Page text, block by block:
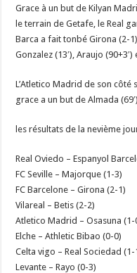
Grace à un but de Kilyan
le terrain de Getafe, le Real
Barca a fait tonbé Girona (2-
Gonzalez (13′), Araujo
L’Atletico Madrid de son côté
grace a un but de Almada
les résultats de la nevième
Real Oviedo – Espanyol
FC Seville – Majorque (1-3)
FC Barcelone – Girona (2-1)
Vilareal – Betis (2-2)
Atletico Madrid – Osasuna (1-
Elche – Athletic Bibao (0-0)
Celta vigo – Real Sociedad (1-
Levante – Rayo (0-3)